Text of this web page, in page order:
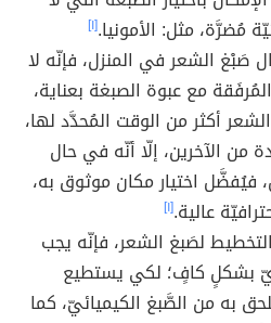
مُضرَّة، مثل: الأمونيا.[١]
صَبْغ الشعر في المنزل، فإنّه لا
مع عبوة الصبغة بعناية،
أكثر من الوقت المُحدَّد لها،
الآخرين، إلّا أنّه في حال
فيُفضَّل اختيار مكان موثوق به،
عالية.[١]
لصَبغ الشعر، فإنّه يجب
بشكلٍ كافٍ؛ لكي يستطيع
به من الصَّبغ الكيميائيّ، كما